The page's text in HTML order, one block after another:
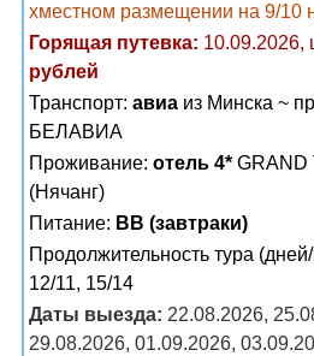
хместном размещении на 9/10
Горящая путевка: 10.09.2026,
рублей
Транспорт: авиа из Минска ~
БЕЛАВИА
Проживание: отель 4* GRAND
(Нячанг)
Питание: BB (завтраки)
Продолжительность тура
12/11, 15/14
Даты выезда: 22.08.2026,
29.08.2026, 01.09.2026,